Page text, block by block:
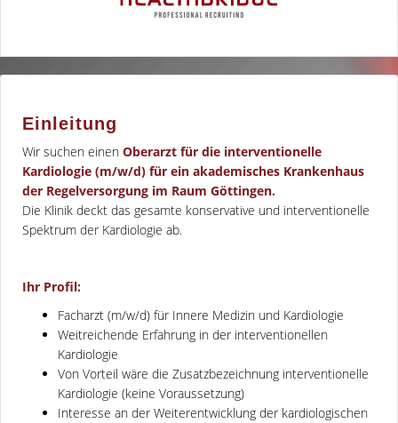
Einleitung
Wir suchen einen Oberarzt für die interventionelle
Kardiologie (m/w/d) für ein akademisches Krankenhaus
der Regelversorgung im Raum Göttingen.
Die Klinik deckt das gesamte konservative und interventionelle
Spektrum der Kardiologie ab.
Ihr Profil:
Facharzt (m/w/d) für Innere Medizin und Kardiologie
Weitreichende Erfahrung in der interventionellen
Kardiologie
Von Vorteil wäre die Zusatzbezeichnung interventionelle
Kardiologie (keine Voraussetzung)
Interesse an der Weiterentwicklung der kardiologischen